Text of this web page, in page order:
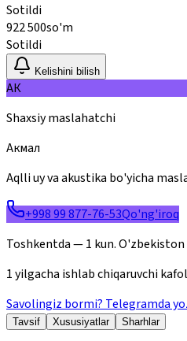
Sotildi
922 500so'm
Sotildi
Kelishini bilish
АК
Shaxsiy maslahatchi
Акмал
Aqlli uy va akustika bo'yicha
+998 99 877-76-53Qo'ng'iroq
Toshkentda — 1 kun.
1 yilgacha ishlab chiqaruvchi
Savolingiz bormi? Telegramda
Tavsif Xususiyatlar Sharhlar